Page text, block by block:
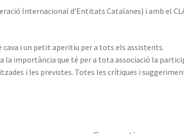
Internacional d’Entitats Catalanes) i amb el
cava i un petit aperitiu per a tots els assistents.
la importància que té per a tota associació la
i les previstes. Totes les crítiques i